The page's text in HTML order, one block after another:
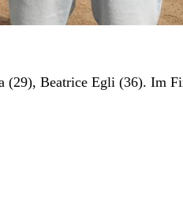
Beatrice Egli (36). Im